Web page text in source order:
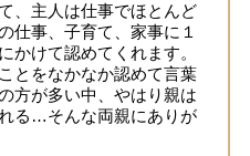
、主人は仕事でほとんど
仕事、子育て、家事に１
かけて認めてくれます。
とをなかなか認めて言葉
方が多い中、やはり親は
る…そんな両親にありが